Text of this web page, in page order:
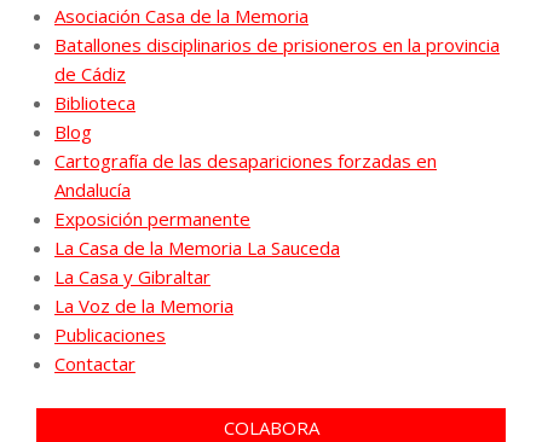
Asociación Casa de la Memoria
Batallones disciplinarios de prisioneros en la provincia
de Cádiz
Biblioteca
Blog
Cartografía de las desapariciones forzadas en
Andalucía
Exposición permanente
La Casa de la Memoria La Sauceda
La Casa y Gibraltar
La Voz de la Memoria
Publicaciones
Contactar
COLABORA